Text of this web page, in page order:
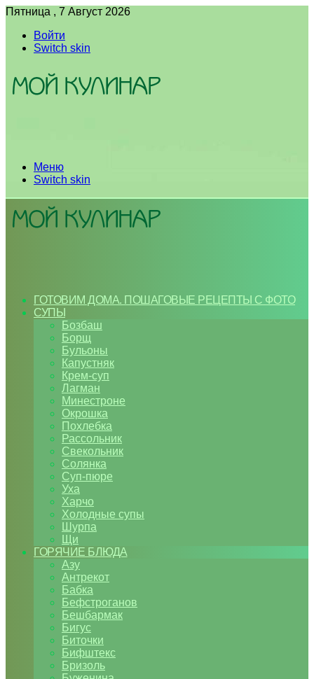
Пятница , 7 Август 2026
Войти
Switch skin
Меню
Switch skin
ГОТОВИМ ДОМА. ПОШАГОВЫЕ РЕЦЕПТЫ С ФОТО
СУПЫ
Бозбаш
Борщ
Бульоны
Капустняк
Крем-суп
Лагман
Минестроне
Окрошка
Похлебка
Рассольник
Свекольник
Солянка
Суп-пюре
Уха
Харчо
Холодные супы
Шурпа
Щи
ГОРЯЧИЕ БЛЮДА
Азу
Антрекот
Бабка
Бефстроганов
Бешбармак
Бигус
Биточки
Бифштекс
Бризоль